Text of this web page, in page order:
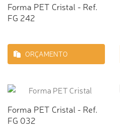
Forma PET Cristal - Ref.
FG 242
ORÇAMENTO
Forma PET Cristal - Ref.
FG 032